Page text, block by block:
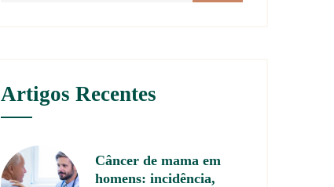
Artigos Recentes
Câncer de mama em
homens: incidência,